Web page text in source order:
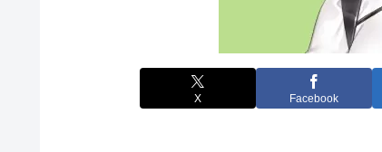
X Facebook